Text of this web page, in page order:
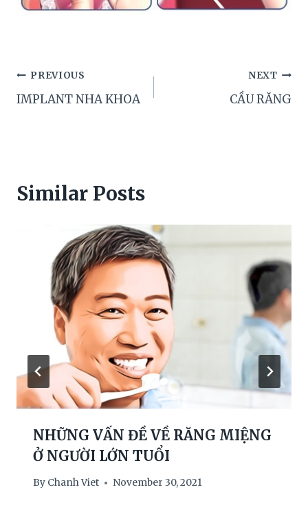
Post
navigation
PREVIOUS
IMPLANT NHA KHOA
NEXT
CẦU RĂNG
Similar Posts
NHỮNG VẤN ĐỀ VỀ RĂNG MIỆNG
Ở NGƯỜI LỚN TUỔI
By Chanh Viet November 30, 2021